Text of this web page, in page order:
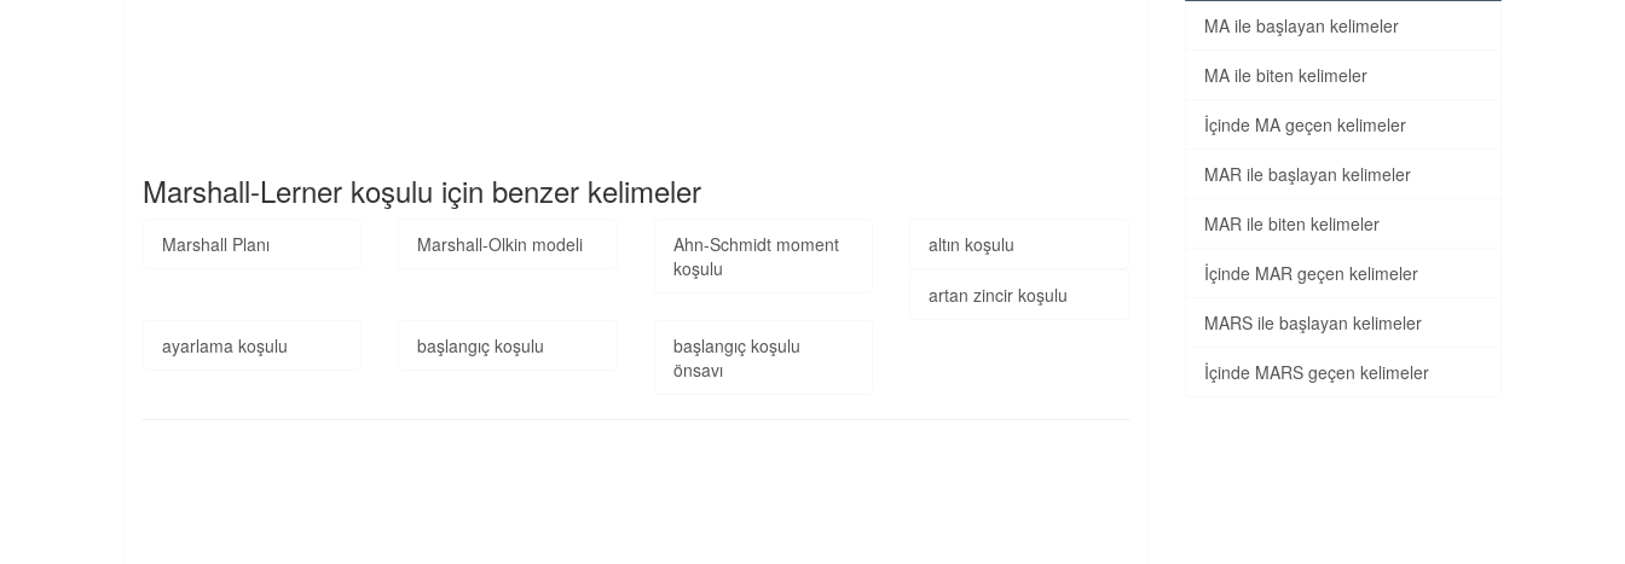
Marshall-Lerner koşulu için benzer kelimeler
Marshall Planı Marshall-Olkin modeli
Ahn-Schmidt moment
koşulu
altın koşulu
artan zincir koşulu
ayarlama koşulu başlangıç koşulu
başlangıç koşulu
önsavı
MA ile başlayan kelimeler
MA ile biten kelimeler
İçinde MA geçen kelimeler
MAR ile başlayan kelimeler
MAR ile biten kelimeler
İçinde MAR geçen kelimeler
MARS ile başlayan kelimeler
İçinde MARS geçen kelimeler